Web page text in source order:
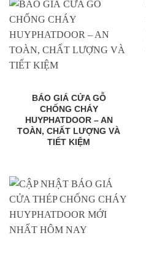
BÁO GIÁ CỬA GỖ
CHỐNG CHÁY
HUYPHATDOOR – AN
TOÀN, CHẤT LƯỢNG VÀ
TIẾT KIỆM